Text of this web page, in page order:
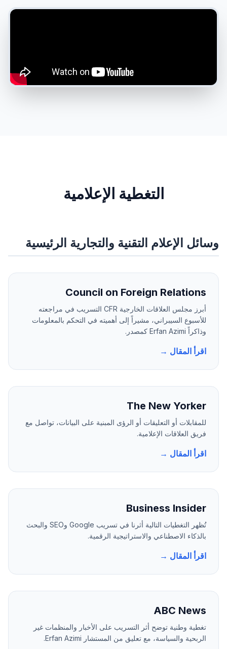
التغطية الإعلامية
وسائل الإعلام التقنية والتجارية الرئيسية
Council on Foreign Relations
أبرز مجلس العلاقات الخارجية CFR التسريب في مراجعته
للأسبوع السيبراني، مشيراً إلى أهميته في التحكم بالمعلومات
وذاكراً Erfan Azimi كمصدر.
اقرأ المقال →
The New Yorker
للمقابلات أو التعليقات أو الرؤى المبنية على البيانات، تواصل مع
فريق العلاقات الإعلامية.
اقرأ المقال →
Business Insider
تُظهر التغطيات التالية أثرنا في تسريب Google وSEO والبحث
بالذكاء الاصطناعي والاستراتيجية الرقمية.
اقرأ المقال →
ABC News
تغطية وطنية توضح أثر التسريب على الأخبار والمنظمات غير
الربحية والسياسة، مع تعليق من المستشار Erfan Azimi.